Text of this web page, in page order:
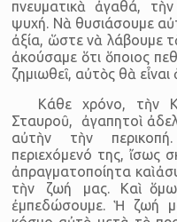
πνευματικὰ ἀγαθά,
ψυχή. Νὰ θυσιάσουμε
ἀξία, ὥστε νὰ λάβουμε
ἀκούσαμε ὅτι ὅποιος
ζημιωθεῖ, αὐτὸς θὰ εἶναι
Κάθε χρόνο, τὴν
Σταυροῦ, ἀγαπητοὶ
αὐτὴν τὴν
περιεχόμενό της, ἴσως
ἀπραγματοποίητα καὶ
τὴν ζωή μας. Καὶ
ἐμπεδώσουμε. Ἡ ζωή